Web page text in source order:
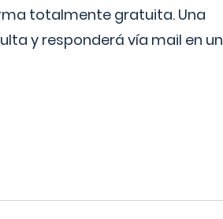
totalmente gratuita. Una
y responderá vía mail en un